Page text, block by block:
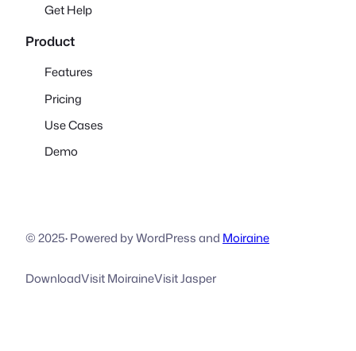
Get Help
Product
Features
Pricing
Use Cases
Demo
© 2025·Powered by WordPress and Moiraine
DownloadVisit MoiraineVisit Jasper